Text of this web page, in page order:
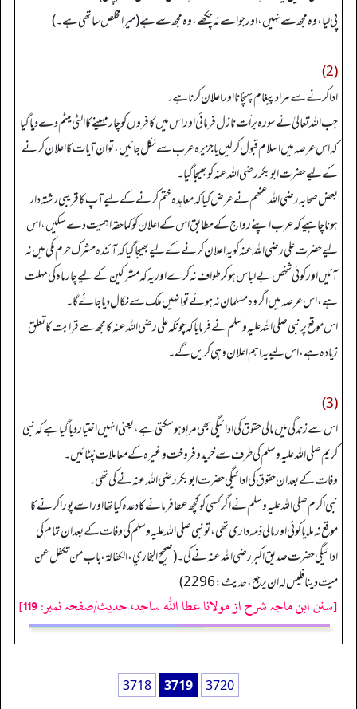
پی لیا، وہ مجھ سے نہیں، اور جو اسے نہ چکھے، وہ مجھ سے ہے (میرا مخلص ساتھی ہے۔)
(2)
ادا کرنے سے مراد پیغام پہنچانا اور اعلان کرنا ہے۔
جب اللہ تعالیٰ نے سورہ برأت نازل فرمائی اور اس میں کافروں کو چار مہینے کا الٹی میٹم دے دیا گیا
کہ اس عرصہ میں اسلام قبول کر لیں یا جزیرہ عرب سے نکل جائیں، تو ان آیات کا اعلان کرنے
کے لیے حضرت ابوبکر رضی اللہ عنہ کو بھیجا گیا۔
بعض صحابہ رضی اللہ عنھم نے عرض کیا کہ معاہدہ ختم کرنے کے لیے آپ کا قریبی رشتہ دار
ہونا چاہیے کہ عرب اپنے رواج کے مطابق اس کے اعلان کو کما حقہ اہمیت دے سکیں، اس
لیے حضرت علی رضی اللہ عنہ کو یہ اعلان کرنے کے لیے بھیجا گیا کہ آئندہ مشرک حرم مکی میں نہ
آئیں اور کوئی شخص بے لباس ہو کر طواف نہ کرے اور یہ کہ مشرکین کے لیے چار ماہ کی مہلت
ہے، اس عرصہ میں اگر وہ مسلمان نہ ہوئے تو انہیں ملک سے نکال دیا جائے گا۔
اس موقع پر نبی صلی اللہ علیہ وسلم نے فرمایا کہ چونکہ علی رضی اللہ عنہ کا مجھ سے قرابت کا تعلق
زیادہ ہے، اس لیے یہ اہم اعلان وہی کریں گے۔
(3)
اس سے زندگی میں مالی حقوق کی ادائیگی بھی مراد ہو سکتی ہے، یعنی انہیں اختیار دیا گیا ہے کہ نبی
کریم صلی اللہ علیہ وسلم کی طرف سے خرید و فروخت وغیرہ کے معاملات نپٹائیں۔
وفات کے بعد ان حقوق کی ادائیگی حضرت ابوبکر رضی اللہ عنہ نے کی تھی۔
نبی اکرم صلی اللہ علیہ وسلم نے اگر کسی کو کچھ عطا فرمانے کا دعدہ کیا تھا اور اسے پورا کرنے کا
موقع نہ ملا یا کوئی اور مالی ذمہ داری تھی، تو نبی صلی اللہ علیہ وسلم کی وفات کے بعد ان تمام کی
ادائیگی حضرت صدیق اکبر رضی اللہ عنہ نے کی۔ (صحيح البخاري، الكفالة، باب من تكفل عن
ميت دينا فليس له ان يرجع، حديث: 2296)
[سنن ابن ماجہ شرح از مولانا عطا الله ساجد، حدیث/صفحہ نمبر: 119]
3718 3719
3720